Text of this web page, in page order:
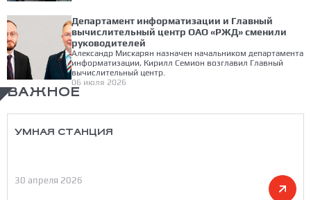
Департамент информатизации и Главный
вычислительный центр ОАО «РЖД» сменили
руководителей
Александр Мискарян назначен начальником департамента
информатизации, Кирилл Семион возглавил Главный
вычислительный центр.
06 июля 2026
ВАЖНОЕ
УМНАЯ СТАНЦИЯ
30 апреля 2026